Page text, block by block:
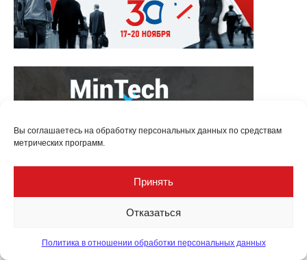
Вы соглашаетесь на обработку персональных данных по средствам
метрических программ.
Принять
Отказаться
Политика в отношении обработки персональных данных